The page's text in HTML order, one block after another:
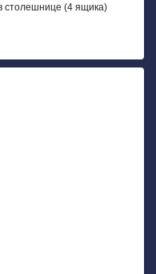
столешнице (4 ящика)